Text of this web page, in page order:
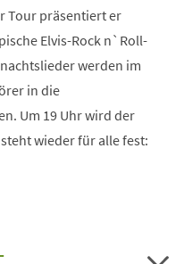
Tour präsentiert er
Elvis-Rock n`Roll-
werden im
in die
Um 19 Uhr wird der
wieder für alle fest: